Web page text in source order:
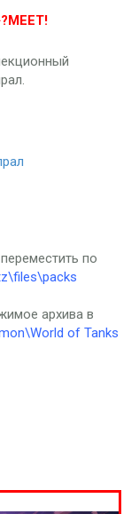
по
архива в
of Tanks